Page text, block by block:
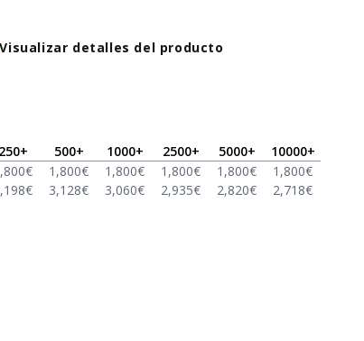
Visualizar detalles del producto
250+ 500+ 1000+ 2500+ 5000+ 10000+
€ 1,800€ 1,800€ 1,800€ 1,800€ 1,800€
€ 3,128€ 3,060€ 2,935€ 2,820€ 2,718€